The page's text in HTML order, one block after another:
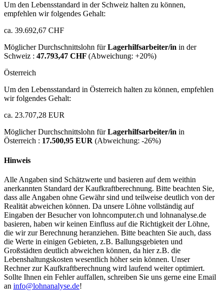
Um den Lebensstandard in der Schweiz halten zu können,
empfehlen wir folgendes Gehalt:
ca. 39.692,67 CHF
Möglicher Durchschnittslohn fürLagerhilfsarbeiter/in in der
Schweiz : 47.793,47 CHF (Abweichung: +20%)
Österreich
Um den Lebensstandard in Österreich halten zu können, empfehlen
wir folgendes Gehalt:
ca. 23.707,28 EUR
Möglicher Durchschnittslohn fürLagerhilfsarbeiter/in in
Österreich : 17.500,95 EUR (Abweichung: -26%)
Hinweis
Alle Angaben sind Schätzwerte und basieren auf dem weithin
anerkannten Standard der Kaufkraftberechnung. Bitte beachten Sie,
dass alle Angaben ohne Gewähr sind und teilweise deutlich von der
Realität abweichen können. Da unsere Löhne vollständig auf
Eingaben der Besucher von lohncomputer.ch und lohnanalyse.de
basieren, haben wir keinen Einfluss auf die Richtigkeit der Löhne,
die wir zur Berechnung heranziehen. Bitte beachten Sie auch, dass
die Werte in einigen Gebieten, z.B. Ballungsgebieten und
Großstädten deutlich abweichen können, da hier z.B. die
Lebenshaltungskosten wesentlich höher sein können. Unser
Rechner zur Kaufkraftberechnung wird laufend weiter optimiert.
Sollte Ihnen ein Fehler auffallen, schreiben Sie uns gerne eine Email
an info@lohnanalyse.de!